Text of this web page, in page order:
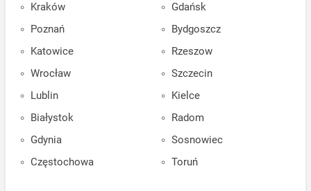
Kraków
Poznań
Katowice
Wrocław
Lublin
Białystok
Gdynia
Częstochowa
Gdańsk
Bydgoszcz
Rzeszow
Szczecin
Kielce
Radom
Sosnowiec
Toruń